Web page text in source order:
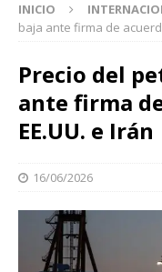
INICIO
baja ante firma de
Precio del
ante firma
EE.UU. e Irán
16/06/2026